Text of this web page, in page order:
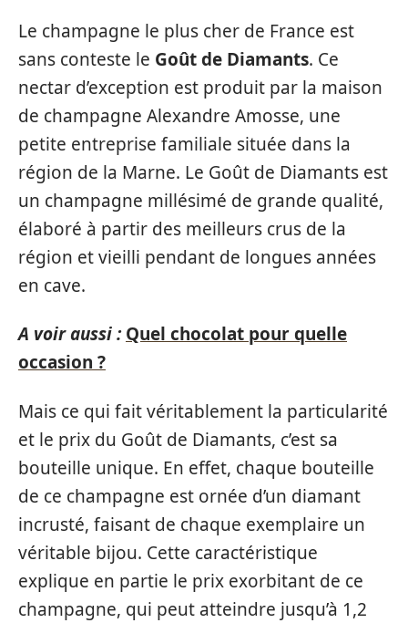
Le champagne le plus cher de France est
sans conteste le Goût de Diamants. Ce
nectar d’exception est produit par la maison
de champagne Alexandre Amosse, une
petite entreprise familiale située dans la
région de la Marne. Le Goût de Diamants est
un champagne millésimé de grande qualité,
élaboré à partir des meilleurs crus de la
région et vieilli pendant de longues années
en cave.
A voir aussi : Quel chocolat pour quelle
occasion ?
Mais ce qui fait véritablement la particularité
et le prix du Goût de Diamants, c’est sa
bouteille unique. En effet, chaque bouteille
de ce champagne est ornée d’un diamant
incrusté, faisant de chaque exemplaire un
véritable bijou. Cette caractéristique
explique en partie le prix exorbitant de ce
champagne, qui peut atteindre jusqu’à 1,2